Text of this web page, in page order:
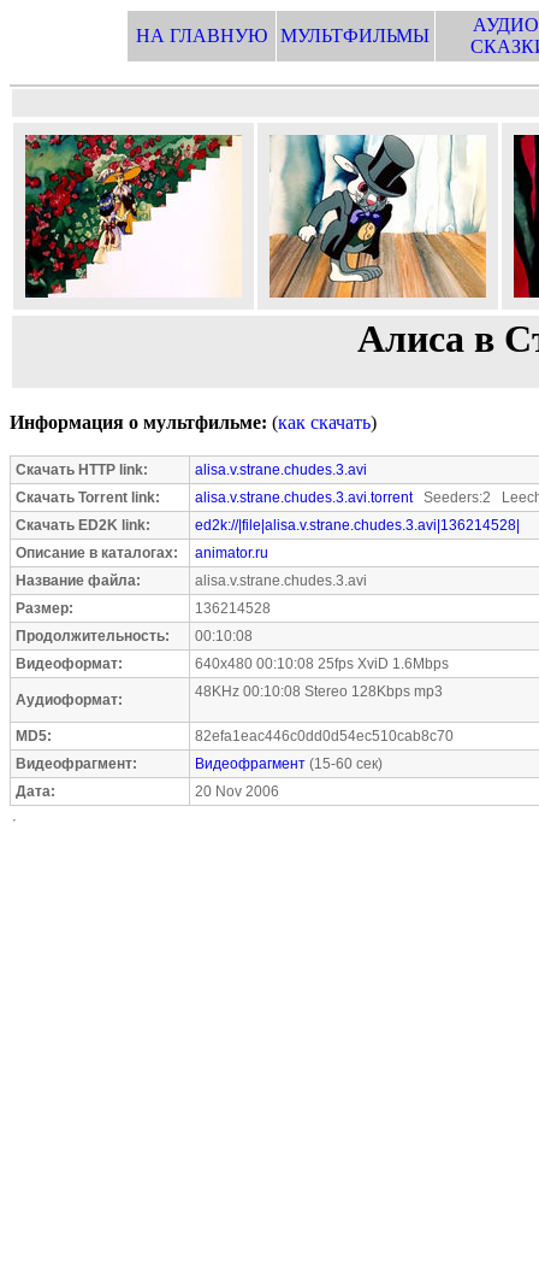
НА ГЛАВНУЮ МУЛЬТФИЛЬМЫ
Алиса в
Информация о мультфильме: (как скачать)
Скачать HTTP link:
alisa.v.strane.chudes.3.avi
Скачать Torrent link:
alisa.v.strane.chudes.3.avi.torrentSeeders:2
Скачать ED2K link:
ed2k://|file|alisa.v.strane.chudes.3.avi|136214528|
Описание в каталогах:
animator.ru
Название файла:
alisa.v.strane.chudes.3.avi
Размер:
136214528
Продолжительность:
00:10:08
Видеоформат:
640x480 00:10:08 25fps XviD 1.6Mbps
Аудиоформат: 48KHz 00:10:08 Stereo 128Kbps mp3
MD5:
82efa1eac446c0dd0d54ec510cab8c70
Видеофрагмент:
Видеофрагмент (15-60 сек)
Дата:
20 Nov 2006